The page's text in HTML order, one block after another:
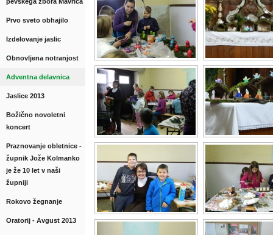
Prvo sveto obhajilo
Izdelovanje jaslic
Obnovljena notranjost
Adventna delavnica
Jaslice 2013
Božično novoletni
koncert
Praznovanje obletnice -
župnik Jože Kolmanko
je že 10 let v naši
župniji
Rokovo žegnanje
Oratorij - Avgust 2013